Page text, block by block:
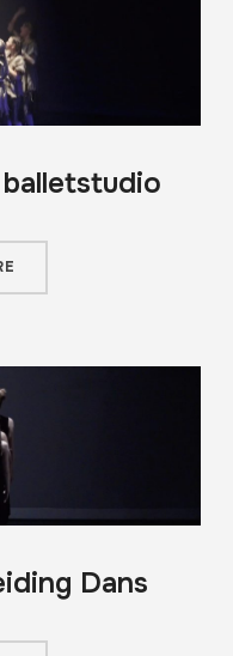
Dans